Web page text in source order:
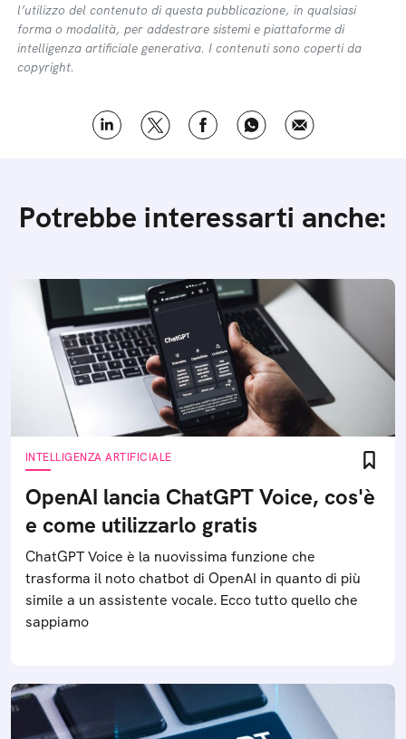
l’utilizzo del contenuto di questa pubblicazione, in qualsiasi
forma o modalità, per addestrare sistemi e piattaforme di
intelligenza artificiale generativa. I contenuti sono coperti da
copyright.
Potrebbe interessarti anche:
INTELLIGENZA ARTIFICIALE
OpenAI lancia ChatGPT Voice, cos'è
e come utilizzarlo gratis
ChatGPT Voice è la nuovissima funzione che
trasforma il noto chatbot di OpenAI in quanto di più
simile a un assistente vocale. Ecco tutto quello che
sappiamo